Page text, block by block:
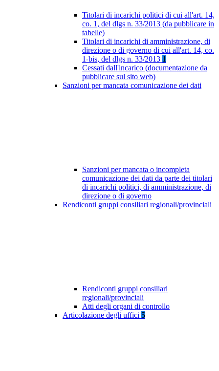
Titolari di incarichi politici di cui all'art. 14,
co. 1, del dlgs n. 33/2013 (da pubblicare in
tabelle)
Titolari di incarichi di amministrazione, di
direzione o di governo di cui all'art. 14, co.
1-bis, del dlgs n. 33/2013 1
Cessati dall'incarico (documentazione da
pubblicare sul sito web)
Sanzioni per mancata comunicazione dei dati
Sanzioni per mancata o incompleta
comunicazione dei dati da parte dei titolari
di incarichi politici, di amministrazione, di
direzione o di governo
Rendiconti gruppi consiliari regionali/provinciali
Rendiconti gruppi consiliari
regionali/provinciali
Atti degli organi di controllo
Articolazione degli uffici 5